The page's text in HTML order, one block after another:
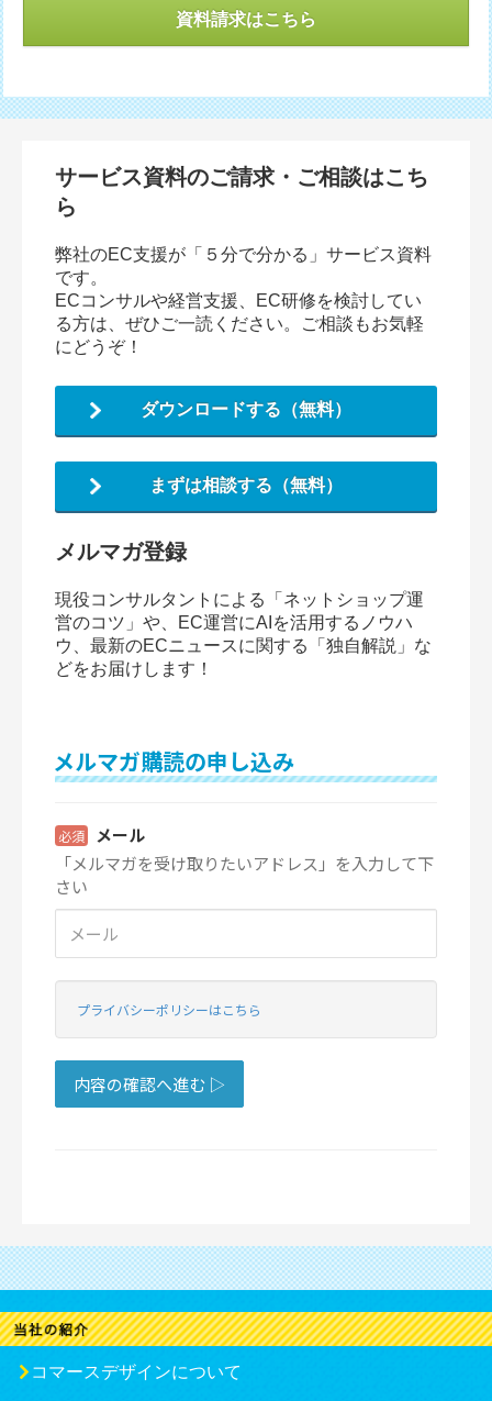
資料請求はこちら
サービス資料のご請求・ご相談はこち
ら
弊社のEC支援が「５分で分かる」サービス資料
です。
ECコンサルや経営支援、EC研修を検討してい
る方は、ぜひご一読ください。ご相談もお気軽
にどうぞ！
ダウンロードする（無料）
まずは相談する（無料）
メルマガ登録
現役コンサルタントによる「ネットショップ運
営のコツ」や、EC運営にAIを活用するノウハ
ウ、最新のECニュースに関する「独自解説」な
どをお届けします！
コマースデザインについて